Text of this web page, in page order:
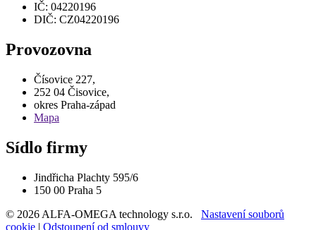
IČ: 04220196
DIČ: CZ04220196
Provozovna
Čísovice 227,
252 04 Čisovice,
okres Praha-západ
Mapa
Sídlo firmy
Jindřicha Plachty 595/6
150 00 Praha 5
© 2026 ALFA-OMEGA technology s.r.o.
Nastavení souborů
cookie | Odstoupení od smlouvy